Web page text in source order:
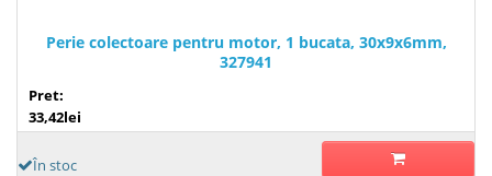
Perie colectoare pentru motor, 1 bucata, 30x9x6mm,
327941
Pret:
33,42lei
În stoc